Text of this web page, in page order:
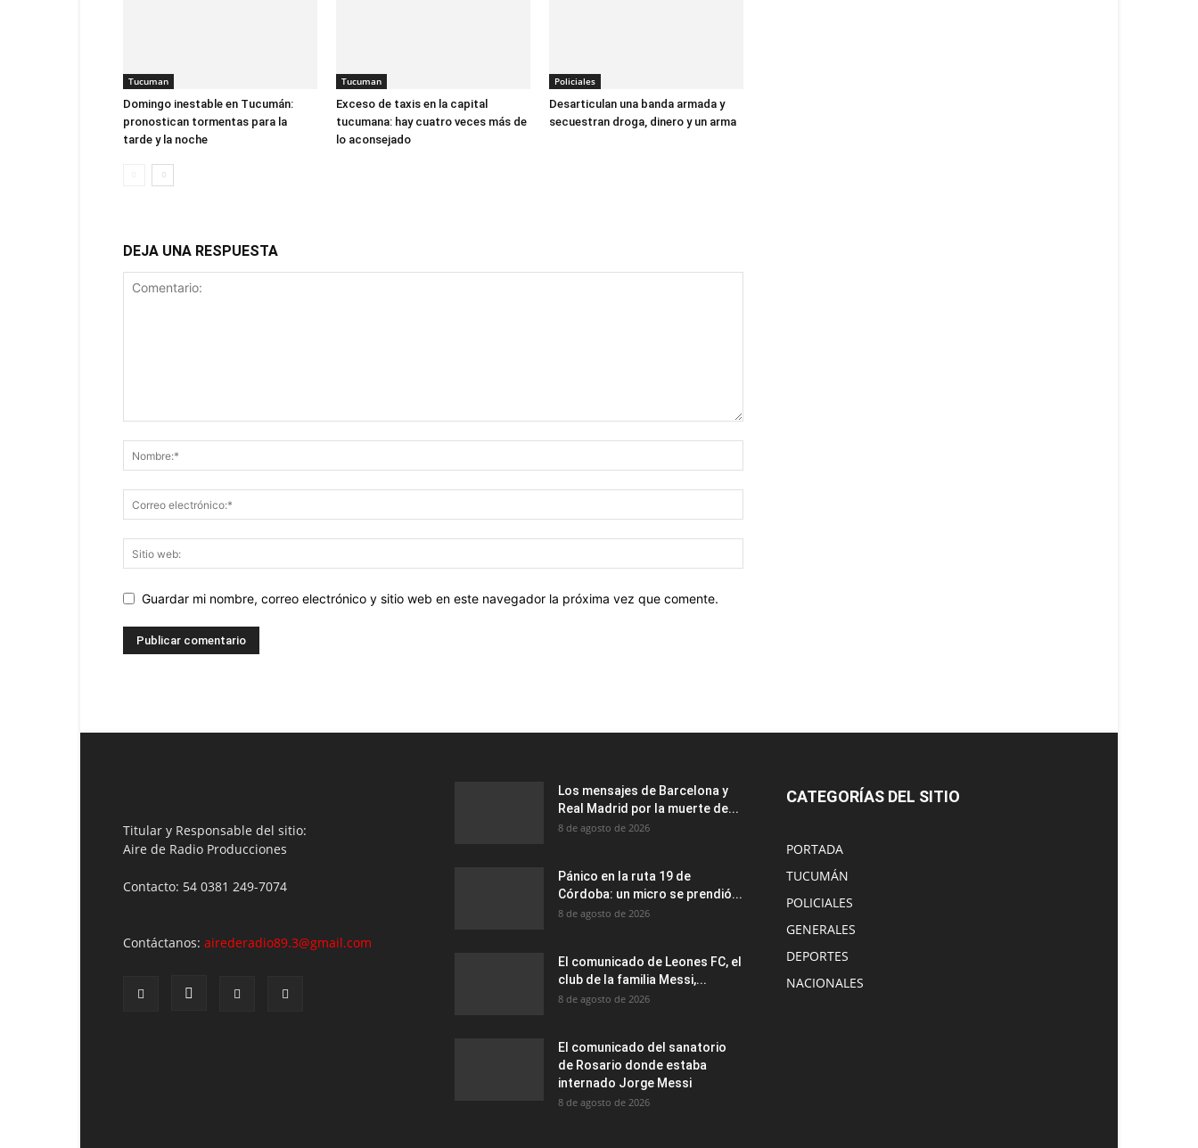
Tucuman
Domingo inestable en Tucumán:
pronostican tormentas para la
tarde y la noche
Tucuman
Exceso de taxis en la capital
tucumana: hay cuatro veces más de
lo aconsejado
Policiales
Desarticulan una banda armada y
secuestran droga, dinero y un arma
DEJA UNA RESPUESTA
Guardar mi nombre, correo electrónico y sitio web en este navegador la próxima vez que comente.
Titular y Responsable del sitio:
Aire de Radio Producciones
Contacto: 54 0381 249-7074
Contáctanos: airederadio89.3@gmail.com
Los mensajes de Barcelona y
Real Madrid por la muerte de...
8 de agosto de 2026
Pánico en la ruta 19 de
Córdoba: un micro se prendió...
8 de agosto de 2026
El comunicado de Leones FC, el
club de la familia Messi,...
8 de agosto de 2026
El comunicado del sanatorio
de Rosario donde estaba
internado Jorge Messi
8 de agosto de 2026
CATEGORÍAS DEL SITIO
PORTADA
TUCUMÁN
POLICIALES
GENERALES
DEPORTES
NACIONALES